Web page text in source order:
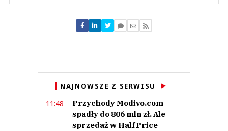
Prześlij komentarz
NAJNOWSZE Z SERWISU
11:48
Przychody Modivo.com
spadły do 806 mln zł. Ale
sprzedaż w HalfPrice